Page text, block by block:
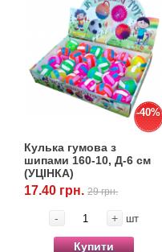
-40%
Кулька гумова з
шипами 160-10, Д-6 см
(УЦІНКА)
17.40 грн.29 грн.
- + шт
Купити